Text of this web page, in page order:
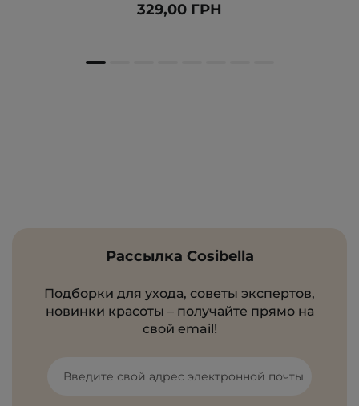
329,00 ГРН
Рассылка Cosibella
Подборки для ухода, советы экспертов,
новинки красоты – получайте прямо на
свой email!
Введите свой адрес электронной почты